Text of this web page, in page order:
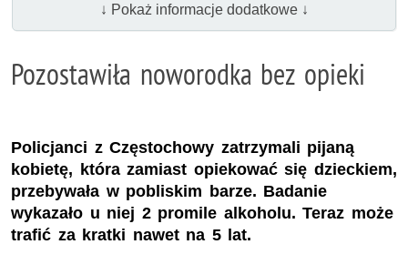
↓ Pokaż informacje dodatkowe ↓
Pozostawiła noworodka bez opieki
Policjanci z Częstochowy zatrzymali pijaną
kobietę, która zamiast opiekować się dzieckiem,
przebywała w pobliskim barze. Badanie
wykazało u niej 2 promile alkoholu. Teraz może
trafić za kratki nawet na 5 lat.